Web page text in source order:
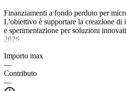
Finanziamenti a fondo perduto per
L'obiettivo è supportare la creazione di
e sperimentazione per soluzioni
2026.
Importo max
—
Contributo
—